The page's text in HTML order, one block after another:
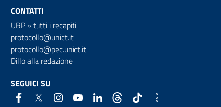
CONTATTI
URP »tutti i recapiti
protocollo@unict.it
protocollo@pec.unict.it
Dillo alla redazione
SEGUICI SU